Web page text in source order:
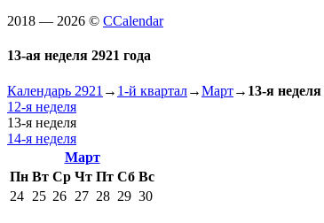
2018 — 2026 © CCalendar
13-ая неделя 2921 года
Календарь 2921 → 1-й квартал→Март→ 13-я неделя
12-я неделя
13-я неделя
14-я неделя
Март
Пн Вт Ср Чт Пт Сб Вс
24 25 26 27 28 29 30